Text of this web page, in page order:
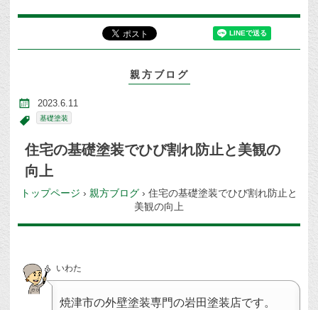
親方ブログ
2023.6.11
基礎塗装
住宅の基礎塗装でひび割れ防止と美観の
向上
トップページ › 親方ブログ › 住宅の基礎塗装でひび割れ防止と
美観の向上
いわた
焼津市の外壁塗装専門の岩田塗装店です。